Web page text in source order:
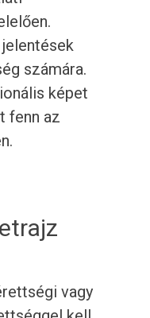
számára.
képet
fenn az
vagy